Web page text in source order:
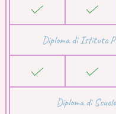
Diploma di Istituto
Diploma di